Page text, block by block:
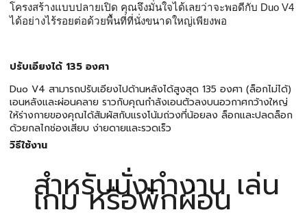
โครงสร้างแบบปลายเปิด คุณจึงมั่นใจได้เลยว่าจะพอดีกับ Duo V4
ได้อย่างไร้รอยต่อด้วยพื้นที่ที่นั่งขนาดใหญ่เพียงพอ
ปรับเอียงได้ 135 องศา
Duo V4 สามารถปรับเอียงไปด้านหลังได้สูงสุด 135 องศา (ล็อกไม่ได้)
เอนหลังและผ่อนคลาย ราวกับคุณกำลังเอนตัวลงบนอวกาศกว้างใหญ่
ให้ร่างกายของคุณได้สัมผัสกับแรงโน้มถ่วงที่น้อยลง ล็อกและปลดล็อก
ด้วยกลไกช่องเสียบ ง่ายดายและรวดเร็ว
วิธีใช้งาน
สำหรับนั่งทำงาน เล่น
เกม หรือพักผ่อน